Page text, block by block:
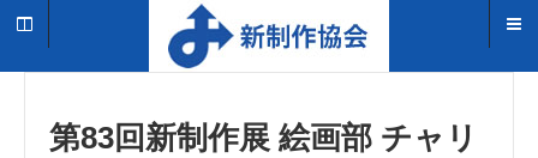
第83回新制作展 絵画部 チャリ